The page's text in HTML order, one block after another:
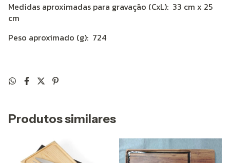
Medidas aproximadas para gravação (CxL): 33 cm x 25
cm
Peso aproximado (g): 724
Produtos similares